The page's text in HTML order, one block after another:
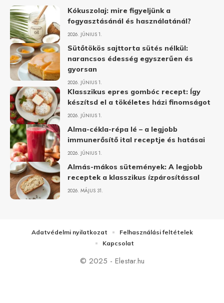
Kókuszolaj: mire figyeljünk a
fogyasztásánál és használatánál?
2026. JÚNIUS 1.
Sütőtökös sajttorta sütés nélkül:
narancsos édesség egyszerűen és
gyorsan
2026. JÚNIUS 1.
Klasszikus epres gombóc recept: Így
készítsd el a tökéletes házi finomságot
2026. JÚNIUS 1.
Alma-cékla-répa lé – a legjobb
immunerősítő ital receptje és hatásai
2026. JÚNIUS 1.
Almás-mákos sütemények: A legjobb
receptek a klasszikus ízpárosítással
2026. MÁJUS 31.
© 2025 - Elestar.hu
Adatvédelmi nyilatkozat
Felhasználási feltételek
Kapcsolat